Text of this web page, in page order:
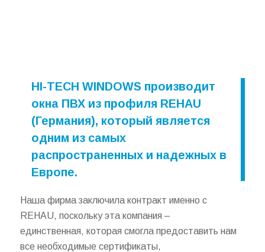
HI-TECH WINDOWS производит
окна ПВХ из профиля REHAU
(Германия), который является
одним из самых
распространенных и надежных в
Европе.
Наша фирма заключила контракт именно с
REHAU, поскольку эта компания –
единственная, которая смогла предоставить нам
все необходимые сертификаты,